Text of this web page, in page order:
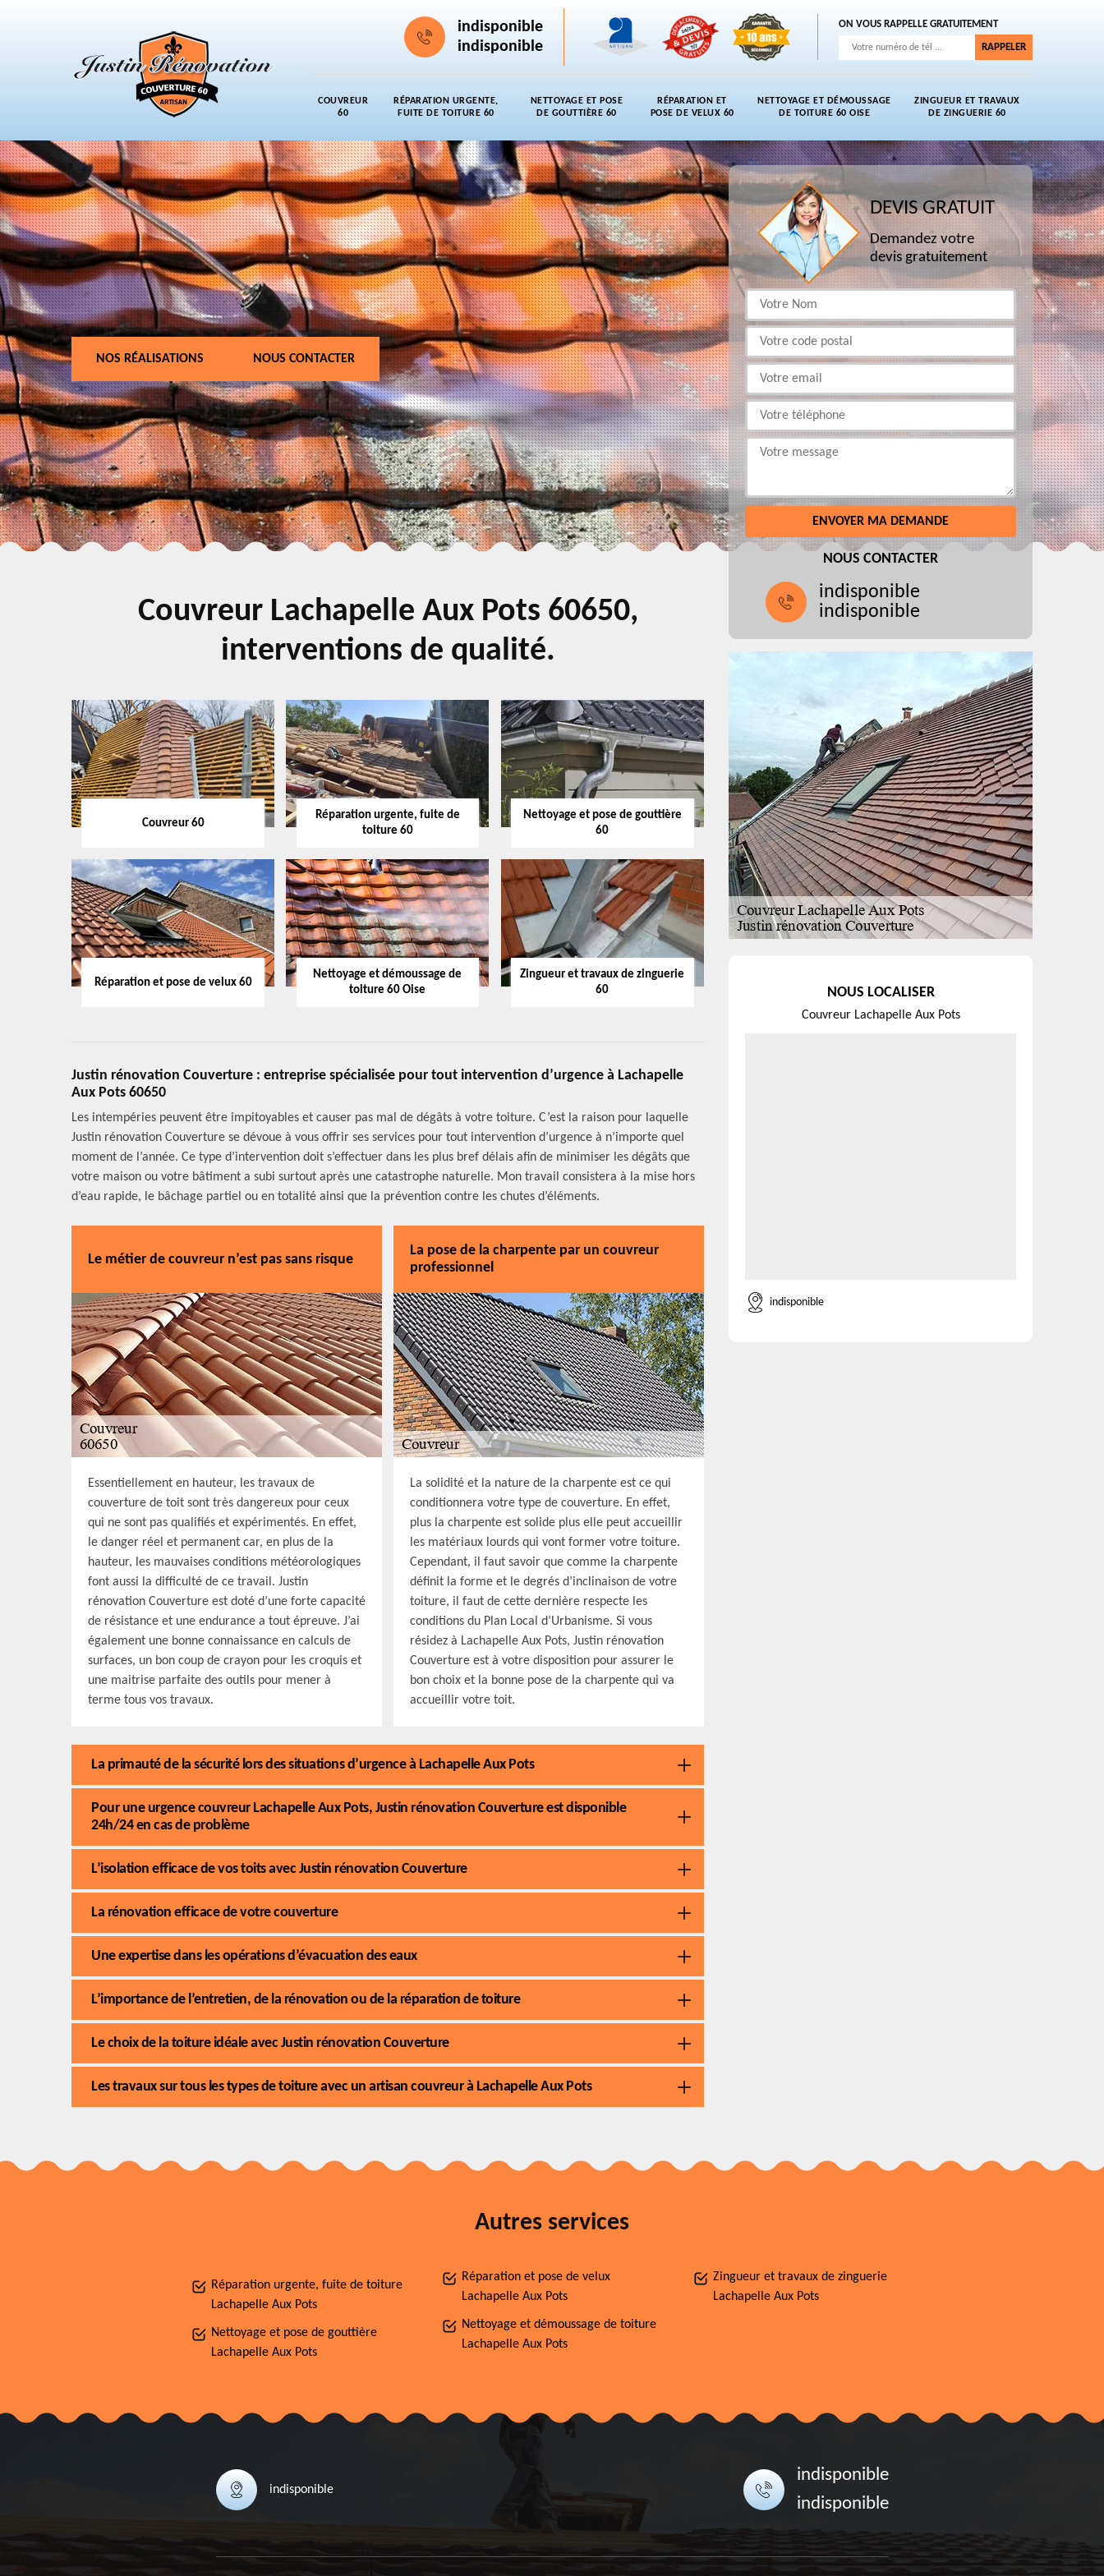
indisponible
indisponible
ON VOUS RAPPELLE GRATUITEMENT
COUVREUR
60
RÉPARATION URGENTE,
FUITE DE TOITURE 60
NETTOYAGE ET POSE
DE GOUTTIÈRE 60
RÉPARATION ET
POSE DE VELUX 60
NETTOYAGE ET DÉMOUSSAGE
DE TOITURE 60 OISE
ZINGUEUR ET TRAVAUX
DE ZINGUERIE 60
NOS RÉALISATIONS NOUS CONTACTER
Couvreur Lachapelle Aux Pots 60650,
interventions de qualité.
Couvreur 60
Réparation urgente, fuite de
toiture 60
Nettoyage et pose de gouttière
60
Réparation et pose de velux 60
Nettoyage et démoussage de
toiture 60 Oise
Zingueur et travaux de zinguerie
60
Justin rénovation Couverture : entreprise spécialisée pour tout intervention d’urgence à Lachapelle
Aux Pots 60650
Les intempéries peuvent être impitoyables et causer pas mal de dégâts à votre toiture. C’est la raison pour laquelle
Justin rénovation Couverture se dévoue à vous offrir ses services pour tout intervention d’urgence à n’importe quel
moment de l’année. Ce type d’intervention doit s’effectuer dans les plus bref délais afin de minimiser les dégâts que
votre maison ou votre bâtiment a subi surtout après une catastrophe naturelle. Mon travail consistera à la mise hors
d’eau rapide, le bâchage partiel ou en totalité ainsi que la prévention contre les chutes d’éléments.
Le métier de couvreur n’est pas sans risque
Essentiellement en hauteur, les travaux de
couverture de toit sont très dangereux pour ceux
qui ne sont pas qualifiés et expérimentés. En effet,
le danger réel et permanent car, en plus de la
hauteur, les mauvaises conditions météorologiques
font aussi la difficulté de ce travail. Justin
rénovation Couverture est doté d’une forte capacité
de résistance et une endurance a tout épreuve. J’ai
également une bonne connaissance en calculs de
surfaces, un bon coup de crayon pour les croquis et
une maitrise parfaite des outils pour mener à
terme tous vos travaux.
La pose de la charpente par un couvreur
professionnel
La solidité et la nature de la charpente est ce qui
conditionnera votre type de couverture. En effet,
plus la charpente est solide plus elle peut accueillir
les matériaux lourds qui vont former votre toiture.
Cependant, il faut savoir que comme la charpente
définit la forme et le degrés d’inclinaison de votre
toiture, il faut de cette dernière respecte les
conditions du Plan Local d’Urbanisme. Si vous
résidez à Lachapelle Aux Pots, Justin rénovation
Couverture est à votre disposition pour assurer le
bon choix et la bonne pose de la charpente qui va
accueillir votre toit.
La primauté de la sécurité lors des situations d’urgence à Lachapelle Aux Pots
Pour une urgence couvreur Lachapelle Aux Pots, Justin rénovation Couverture est disponible
24h/24 en cas de problème
L’isolation efficace de vos toits avec Justin rénovation Couverture
La rénovation efficace de votre couverture
Une expertise dans les opérations d’évacuation des eaux
L’importance de l’entretien, de la rénovation ou de la réparation de toiture
Le choix de la toiture idéale avec Justin rénovation Couverture
Les travaux sur tous les types de toiture avec un artisan couvreur à Lachapelle Aux Pots
DEVIS GRATUIT
Demandez votre
devis gratuitement
NOUS CONTACTER
indisponible
indisponible
NOUS LOCALISER
Couvreur Lachapelle Aux Pots
indisponible
Autres services
Réparation urgente, fuite de toiture
Lachapelle Aux Pots
Nettoyage et pose de gouttière
Lachapelle Aux Pots
Réparation et pose de velux
Lachapelle Aux Pots
Nettoyage et démoussage de toiture
Lachapelle Aux Pots
Zingueur et travaux de zinguerie
Lachapelle Aux Pots
indisponible
indisponible
indisponible